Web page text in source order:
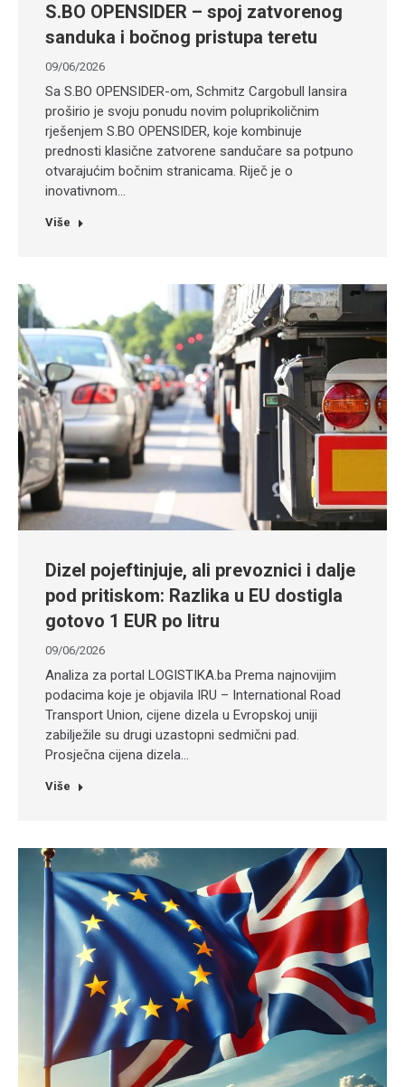
S.BO OPENSIDER – spoj zatvorenog
sanduka i bočnog pristupa teretu
09/06/2026
Sa S.BO OPENSIDER-om, Schmitz Cargobull lansira
proširio je svoju ponudu novim poluprikoličnim
rješenjem S.BO OPENSIDER, koje kombinuje
prednosti klasične zatvorene sandučare sa potpuno
otvarajućim bočnim stranicama. Riječ je o
inovativnom…
Više
Dizel pojeftinjuje, ali prevoznici i dalje
pod pritiskom: Razlika u EU dostigla
gotovo 1 EUR po litru
09/06/2026
Analiza za portal LOGISTIKA.ba Prema najnovijim
podacima koje je objavila IRU – International Road
Transport Union, cijene dizela u Evropskoj uniji
zabilježile su drugi uzastopni sedmični pad.
Prosječna cijena dizela…
Više